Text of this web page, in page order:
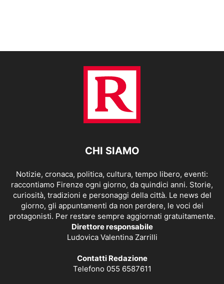
CHI SIAMO
Notizie, cronaca, politica, cultura, tempo libero, eventi:
raccontiamo Firenze ogni giorno, da quindici anni. Storie,
curiosità, tradizioni e personaggi della città. Le news del
giorno, gli appuntamenti da non perdere, le voci dei
protagonisti. Per restare sempre aggiornati gratuitamente.
Direttore responsabile
Ludovica Valentina Zarrilli
Contatti Redazione
Telefono 055 6587611